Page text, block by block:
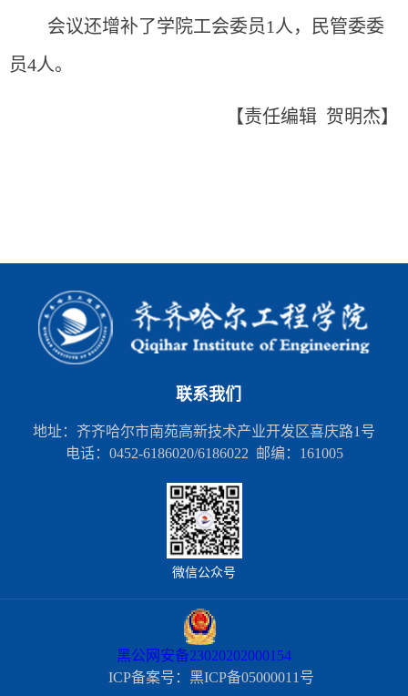
会议还增补了学院工会委员1人，民管委委
员4人。
【责任编辑 贺明杰】
联系我们
地址：齐齐哈尔市南苑高新技术产业开发区喜庆路1号
电话：0452-6186020/6186022 邮编：161005
微信公众号
黑公网安备23020202000154
ICP备案号：黑ICP备05000011号